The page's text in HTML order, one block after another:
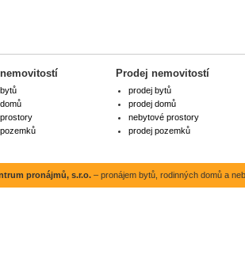
Prodej nemovitostí
prodej bytů
prodej domů
nebytové prostory
prodej pozemků
pronájmů, s.r.o.– pronájem bytů, rodinných domů a